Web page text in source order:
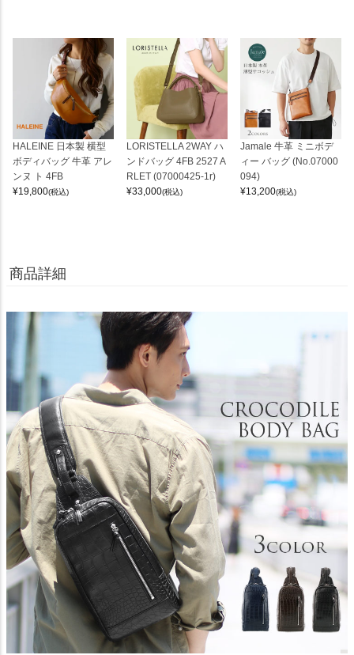
HALEINE 日本製 横型
ボディバッグ 牛革 アレ
ンヌ ト 4FB
¥19,800(税込)
LORISTELLA 2WAY ハ
ンドバッグ 4FB 2527 A
RLET (07000425-1r)
¥33,000(税込)
Jamale 牛革 ミニボデ
ィー バッグ (No.07000
094)
¥13,200(税込)
商品詳細